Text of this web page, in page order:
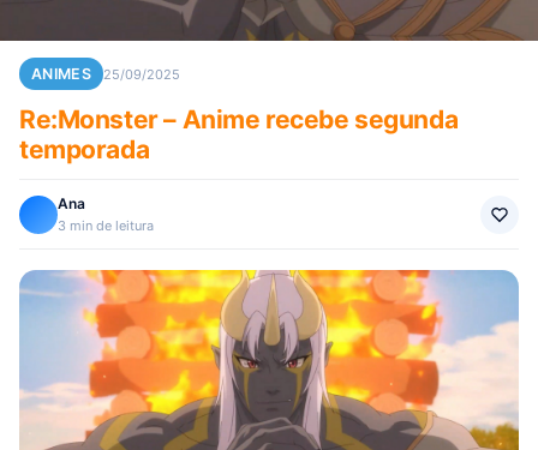
ANIMES 25/09/2025
Re:Monster – Anime recebe segunda
temporada
Ana
3 min de leitura